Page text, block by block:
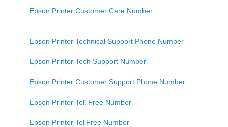
Epson Printer Customer Care Number
Epson Printer Technical Support Phone Number
Epson Printer Tech Support Number
Epson Printer Customer Support Phone Number
Epson Printer Toll Free Number
Epson Printer TollFree Number